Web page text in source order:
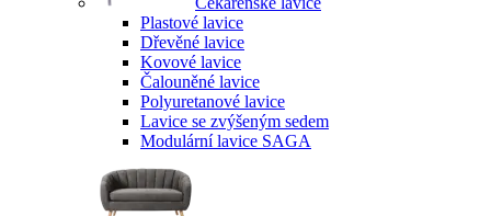
Plastové lavice
Dřevěné lavice
Kovové lavice
Čalouněné lavice
Polyuretanové lavice
Lavice se zvýšeným sedem
Modulární lavice SAGA